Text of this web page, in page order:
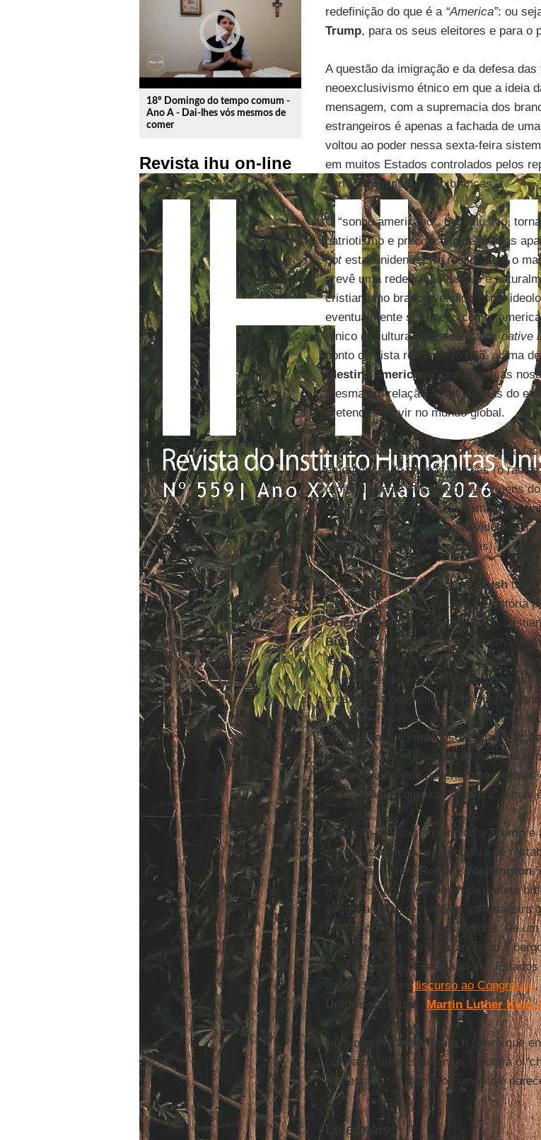
play_circle_outline
18º Domingo do tempo comum -
Ano A - Dai-lhes vós mesmos de
comer
Revista ihu on-line
redefinição do que é a “America”: ou
Trump, para os seus eleitores e para o
A questão da imigração e da defesa
neoexclusivismo étnico em que a ideia
mensagem, com a supremacia dos
estrangeiros é apenas a fachada de
voltou ao poder nessa sexta-feira
em muitos Estados controlados pelos
parte das minorias não brancas.
O “sonho americano”, de inclusivo,
patriotismo e preconceitos é apenas
potestadunidense. Na realidade, é o
prevê uma redefinição do que é
cristianismo branco vendido como
eventualmente ser aceito como
étnico (a cultura afro-americana,native
ponto de vista religioso (o
Islã, acima
“ destino americano ” que revela as
mesma em relação às influências do
pretende intervir no mundo global.
OsEstados Unidosentram em uma
emergência de antigas pulsões (o
profundamente enraizado nas origens
elementos novos turvos (a ambígua
sem precedentes pela sua evidência
familiares e ambições públicas).
A presidência deGeorge W. Bushtinha
democrática e passaria para a história
Oriente Médioe a destruição do
Bushnão tinha começado no clima de
(especialmente no caso dos
Unidos desde a conquista do poder de
presidência geopoliticamente
instintos e apetites. Mas é o medo de
amedrontado e impiedoso: a anulação
contribuições estatais ao sistema de
questão ambiental poderiam ser
redefinição do que é a
“America” e qual
A oração-mensagem dirigida a Trumpe
nessa sexta-feira, é a tentativa de
complicado entreRomaeWashington.
Roma, em uma linguagem de profeta
esqueça o que representa a
cristão como os Estados Unidos. De
clara alternativa entre trumpismo e
a visita do PapaFrancisco
aos
aquele históricodiscurso ao Congresso,
Unidospacifistas, Martin Luther King
Nem mesmo João Paulo II
tivera que
contra o comunismo antes e contra o
não estava tão sozinho como hoje
Leia mais: